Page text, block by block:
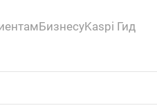
БизнесуKaspi Гид